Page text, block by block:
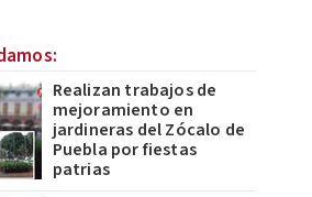
Realizan trabajos de
mejoramiento en
jardineras del Zócalo de
Puebla por fiestas
patrias